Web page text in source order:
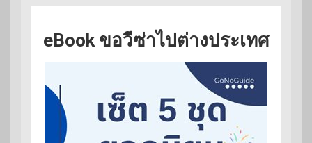
eBook ขอวีซ่าไปต่างประเทศ